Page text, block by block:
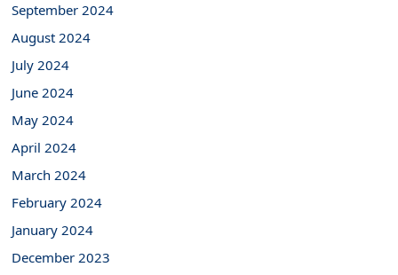
September 2024
August 2024
July 2024
June 2024
May 2024
April 2024
March 2024
February 2024
January 2024
December 2023